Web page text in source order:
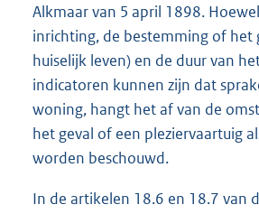
Alkmaar van 5 april 1898.
inrichting, de bestemming of het
huiselijk leven) en de duur van
indicatoren kunnen zijn dat
woning, hangt het af van de
het geval of een pleziervaartuig
worden beschouwd.
In de artikelen 18.6 en 18.7 van